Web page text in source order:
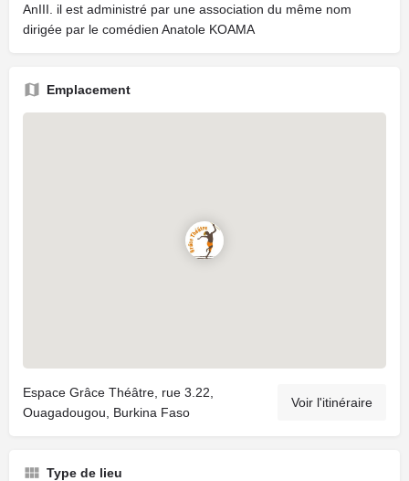
AnIII. il est administré par une association du même nom
dirigée par le comédien Anatole KOAMA
Emplacement
Espace Grâce Théâtre, rue 3.22,
Ouagadougou, Burkina Faso
Voir l'itinéraire
Type de lieu